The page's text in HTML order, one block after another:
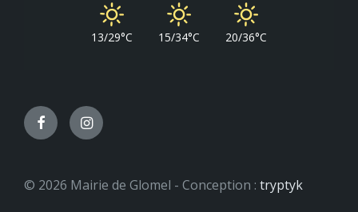
13/29°C 15/34°C 20/36°C
FacebookInstagram
© 2026 Mairie de Glomel - Conception : tryptyk